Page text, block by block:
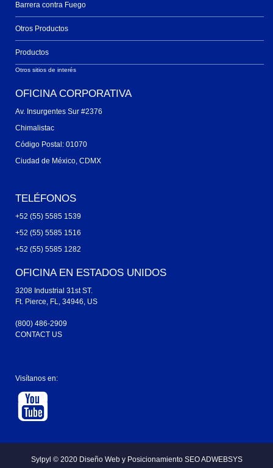
Barrera contra Fuego
Otros Productos
Productos
Otros sitios de interés
OFICINA CORPORATIVA
Av. Insurgentes Sur #2376
Chimalistac
Código Postal: 01070
Ciudad de México, CDMX
TELÉFONOS
+52 (55) 5585 1539
+52 (55) 5585 1516
+52 (55) 5585 1282
OFICINA EN ESTADOS UNIDOS
3208 Industrial 31st ST.
Ft. Pierce, FL, 34946, US
(800) 486-2909
CONTACT US
Visítanos en:
Sylpyl © 2020 Diseño Web y Posicionamiento SEO ADWEBSYS